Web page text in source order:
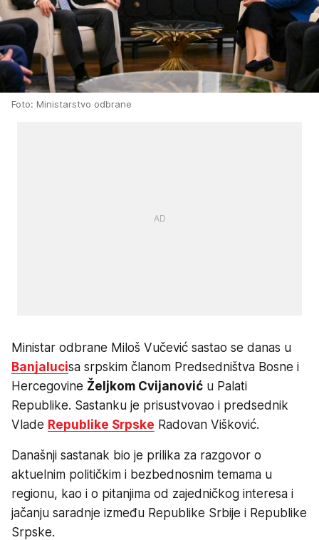
Foto: Ministarstvo odbrane
Ministar odbrane Miloš Vučević sastao se danas u
Banjalucisa srpskim članom Predsedništva Bosne i
Hercegovine Željkom Cvijanović u Palati
Republike. Sastanku je prisustvovao i predsednik
Vlade Republike Srpske Radovan Višković.
Današnji sastanak bio je prilika za razgovor o
aktuelnim političkim i bezbednosnim temama u
regionu, kao i o pitanjima od zajedničkog interesa i
jačanju saradnje između Republike Srbije i Republike
Srpske.